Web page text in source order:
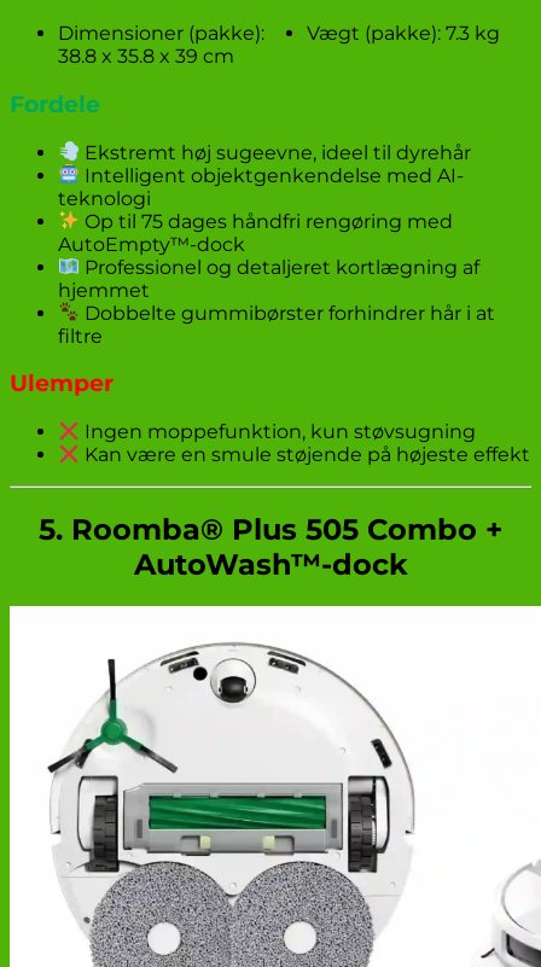
Dimensioner (pakke):
38.8 x 35.8 x 39 cm
Vægt (pakke): 7.3 kg
Fordele
Ekstremt høj sugeevne, ideel til dyrehår
Intelligent objektgenkendelse med AI-
teknologi
Op til 75 dages håndfri rengøring med
AutoEmpty™-dock
Professionel og detaljeret kortlægning af
hjemmet
Dobbelte gummibørster forhindrer hår i at
filtre
Ulemper
Ingen moppefunktion, kun støvsugning
Kan være en smule støjende på højeste effekt
5. Roomba® Plus 505 Combo +
AutoWash™-dock